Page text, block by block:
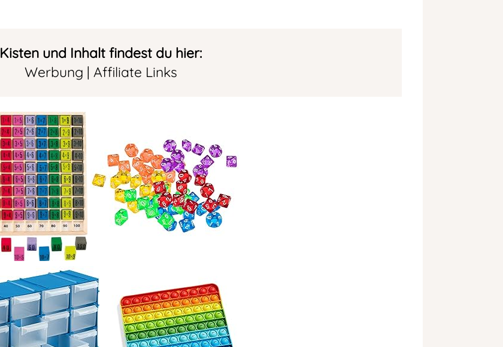
Kisten und Inhalt findest du hier:
Werbung | Affiliate Links